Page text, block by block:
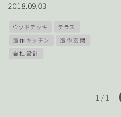
2018.09.03
ウッドデッキ
テラス
造作キッチン
造作玄関
自社設計
1 / 1